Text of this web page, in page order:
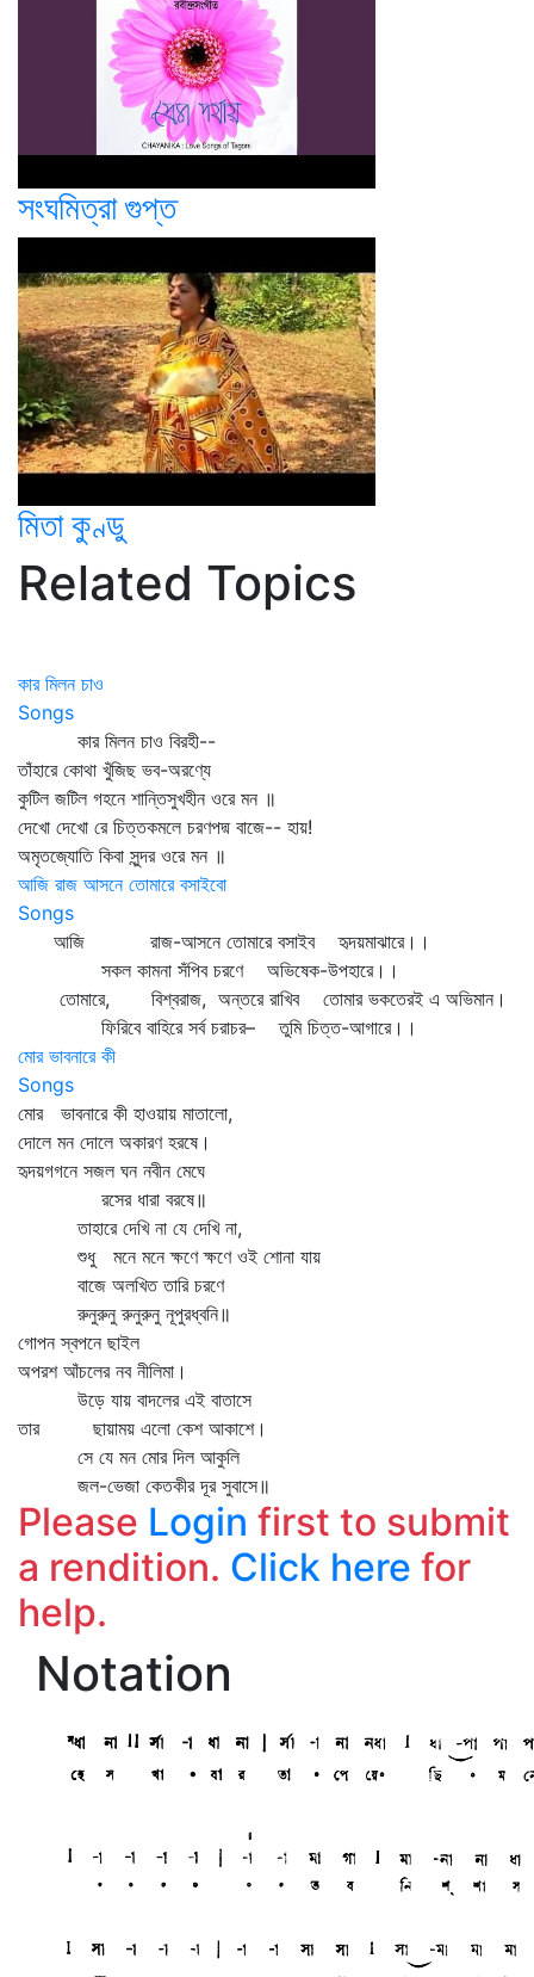
সংঘমিত্রা গুপ্ত
মিতা কুণ্ডু
Related Topics
কার মিলন চাও
Songs
কার মিলন চাও বিরহী--
তাঁহারে কোথা খুঁজিছ ভব-অরণ্যে
কুটিল জটিল গহনে শান্তিসুখহীন ওরে মন ॥
দেখো দেখো রে চিত্তকমলে চরণপদ্ম বাজে-- হায়!
অমৃতজ্যোতি কিবা সুন্দর ওরে মন ॥
আজি রাজ আসনে তোমারে বসাইবো
Songs
আজি রাজ-আসনে তোমারে বসাইব হৃদয়মাঝারে।।
সকল কামনা সঁপিব চরণে অভিষেক-উপহারে।।
তোমারে, বিশ্বরাজ, অন্তরে রাখিব তোমার ভকতেরই এ অভিমান।
ফিরিবে বাহিরে সর্ব চরাচর– তুমি চিত্ত-আগারে।।
মোর ভাবনারে কী
Songs
মোর ভাবনারে কী হাওয়ায় মাতালো,
দোলে মন দোলে অকারণ হরষে।
হৃদয়গগনে সজল ঘন নবীন মেঘে
রসের ধারা বরষে॥
তাহারে দেখি না যে দেখি না,
শুধু মনে মনে ক্ষণে ক্ষণে ওই শোনা যায়
বাজে অলখিত তারি চরণে
রুনুরুনু রুনুরুনু নূপুরধ্বনি॥
গোপন স্বপনে ছাইল
অপরশ আঁচলের নব নীলিমা।
উড়ে যায় বাদলের এই বাতাসে
তার ছায়াময় এলো কেশ আকাশে।
সে যে মন মোর দিল আকুলি
জল-ভেজা কেতকীর দূর সুবাসে॥
Please Login first to submit
a rendition. Click here for
help.
Notation